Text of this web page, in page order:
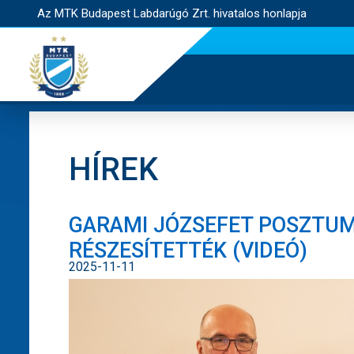
Az MTK Budapest Labdarúgó Zrt. hivatalos honlapja
HÍREK
GARAMI JÓZSEFET
RÉSZESÍTETTÉK (VIDEÓ)
2025-11-11